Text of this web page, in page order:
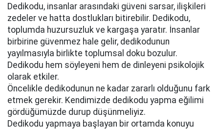
Dedikodu, insanlar arasındaki güveni sarsar, ilişkileri
zedeler ve hatta dostlukları bitirebilir. Dedikodu,
toplumda huzursuzluk ve kargaşa yaratır. İnsanlar
birbirine güvenmez hale gelir, dedikodunun
yayılmasıyla birlikte toplumsal doku bozulur.
Dedikodu hem söyleyeni hem de dinleyeni psikolojik
olarak etkiler.
Öncelikle dedikodunun ne kadar zararlı olduğunu fark
etmek gerekir. Kendimizde dedikodu yapma eğilimi
gördüğümüzde durup düşünmeliyiz.
Dedikodu yapmaya başlayan bir ortamda konuyu